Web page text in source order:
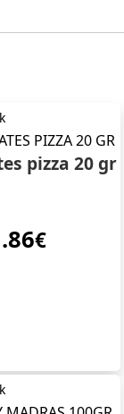
pizza 20 gr
€